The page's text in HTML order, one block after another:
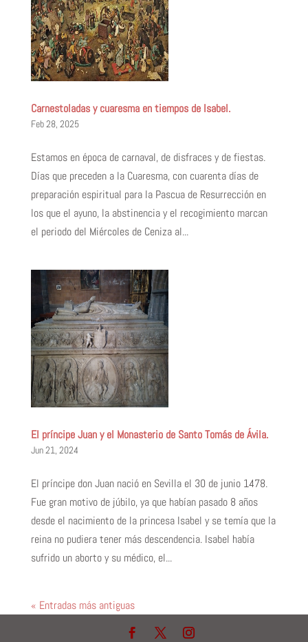
Carnestoladas y cuaresma en tiempos de Isabel.
Feb 28, 2025
Estamos en época de carnaval, de disfraces y de fiestas.
Días que preceden a la Cuaresma, con cuarenta días de
preparación espiritual para la Pascua de Resurrección en
los que el ayuno, la abstinencia y el recogimiento marcan
el periodo del Miércoles de Ceniza al...
El príncipe Juan y el Monasterio de Santo Tomás de Ávila.
Jun 21, 2024
El príncipe don Juan nació en Sevilla el 30 de junio 1478.
Fue gran motivo de júbilo, ya que habían pasado 8 años
desde el nacimiento de la princesa Isabel y se temía que la
reina no pudiera tener más descendencia. Isabel había
sufrido un aborto y su médico, el...
« Entradas más antiguas